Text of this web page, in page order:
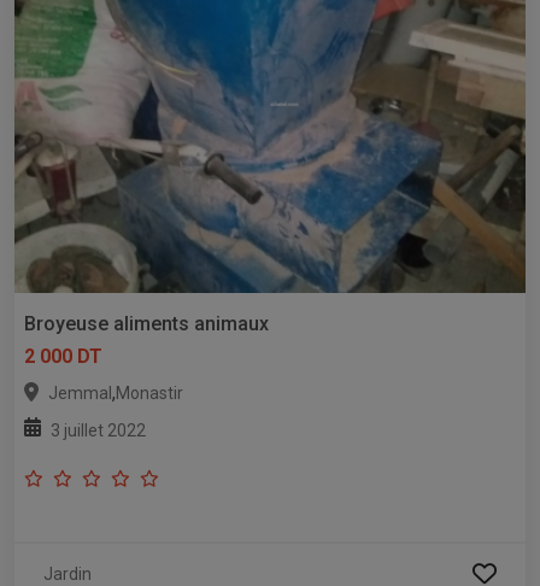
Broyeuse aliments animaux
2 000 DT
Jemmal ,Monastir
3 juillet 2022
Jardin